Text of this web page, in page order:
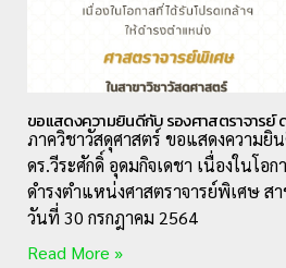
ขอแสดงความยินดีกับ รองศาสตราจารย์
ภาควิชาวัสดุศาสตร์ ขอแสดงความยิ
ดร.วีระศักดิ์ อุดมกิจเดชา เนื่องในโอ
ดำรงตำแหน่งศาสตราจารย์พิเศษ ส
วันที่ 30 กรกฎาคม 2564
Read More »